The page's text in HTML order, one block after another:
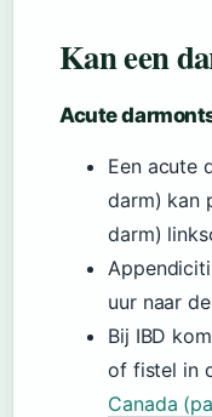
Kan een
Acute
Een acute
darm) kan
darm)
uur naar
Bij IBD
of fistel in
Canada